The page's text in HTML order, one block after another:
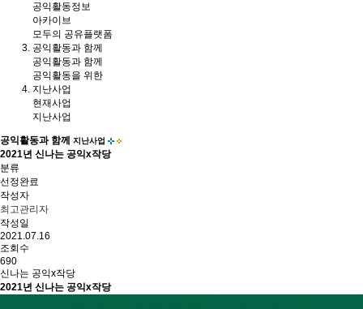
공익활동정보
아카이브
모두의 공유플랫폼
공익활동과 함께
공익활동과 함께
공익활동을 위한
지난사업
현재사업
지난사업
공익활동과 함께 지난사업
2021년 신나는 공익x작당
분류
선정완료
작성자
최고관리자
작성일
2021.07.16
조회수
690
신나는 공익x작당
2021년 신나는 공익x작당